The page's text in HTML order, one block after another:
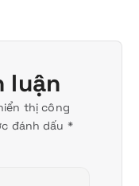
luận
thị công
đánh dấu *